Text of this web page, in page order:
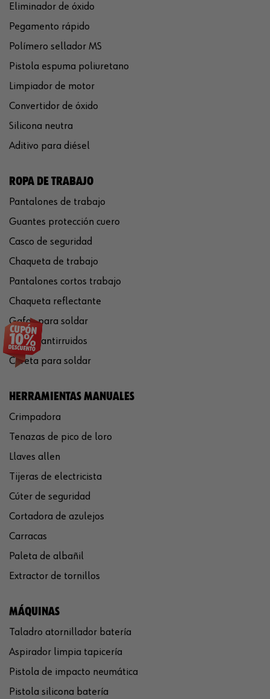
Eliminador de óxido
Pegamento rápido
Polímero sellador MS
Pistola espuma poliuretano
Limpiador de motor
Convertidor de óxido
Silicona neutra
Aditivo para diésel
ROPA DE TRABAJO
Pantalones de trabajo
Guantes protección cuero
Casco de seguridad
Chaqueta de trabajo
Pantalones cortos trabajo
Chaqueta reflectante
Gafas para soldar
Cascos antirruidos
Careta para soldar
HERRAMIENTAS MANUALES
Crimpadora
Tenazas de pico de loro
Llaves allen
Tijeras de electricista
Cúter de seguridad
Cortadora de azulejos
Carracas
Paleta de albañil
Extractor de tornillos
MÁQUINAS
Taladro atornillador batería
Aspirador limpia tapicería
Pistola de impacto neumática
Pistola silicona batería